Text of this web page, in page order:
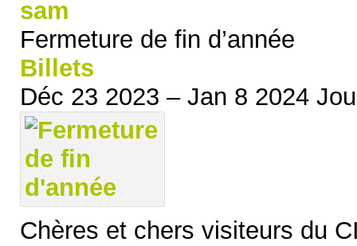
sam
Fermeture de fin d’année
Billets
Déc 23 2023 – Jan 8 2024
Chères et chers visiteurs du